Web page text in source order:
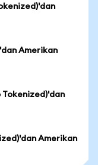
Amerikan
Tokenized)'dan
Amerikan